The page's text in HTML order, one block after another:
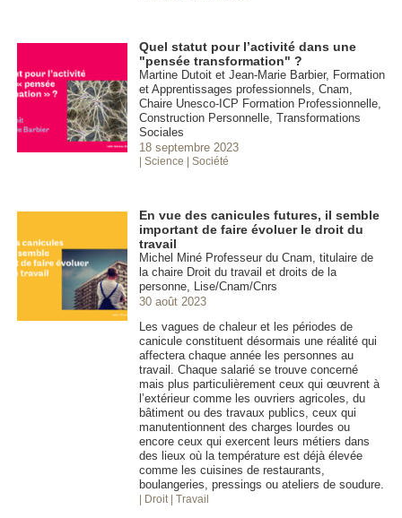
Quel statut pour l’activité dans une
"pensée transformation" ?
Martine Dutoit et Jean-Marie Barbier, Formation
et Apprentissages professionnels, Cnam,
Chaire Unesco-ICP Formation Professionnelle,
Construction Personnelle, Transformations
Sociales
18 septembre 2023
| Science | Société
En vue des canicules futures, il semble
important de faire évoluer le droit du
travail
Michel Miné Professeur du Cnam, titulaire de
la chaire Droit du travail et droits de la
personne, Lise/Cnam/Cnrs
30 août 2023
Les vagues de chaleur et les périodes de
canicule constituent désormais une réalité qui
affectera chaque année les personnes au
travail. Chaque salarié se trouve concerné
mais plus particulièrement ceux qui œuvrent à
l’extérieur comme les ouvriers agricoles, du
bâtiment ou des travaux publics, ceux qui
manutentionnent des charges lourdes ou
encore ceux qui exercent leurs métiers dans
des lieux où la température est déjà élevée
comme les cuisines de restaurants,
boulangeries, pressings ou ateliers de soudure.
| Droit | Travail